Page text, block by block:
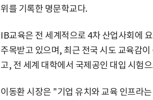
위를 기록한 명문학교다.
IB교육은 전 세계적으로 4차 산업사회에
주목받고 있으며, 최근 전국 시도 교육감
고, 전 세계 대학에서 국제공인 대입 시험
이동환 시장은 "기업 유치와 교육 인프라